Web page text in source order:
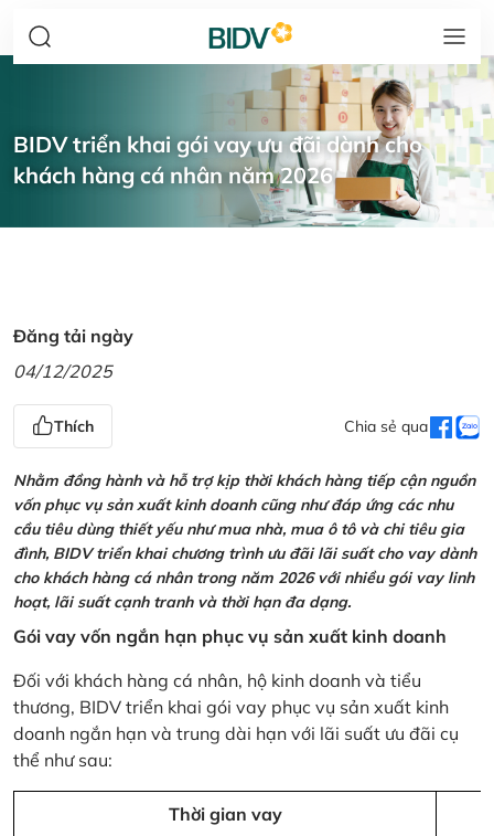
BIDV triển khai gói vay ưu đãi dành cho
khách hàng cá nhân năm 2026
Đăng tải ngày
04/12/2025
Thích Chia sẻ qua
Nhằm đồng hành và hỗ trợ kịp thời khách hàng tiếp cận nguồn
vốn phục vụ sản xuất kinh doanh cũng như đáp ứng các nhu
cầu tiêu dùng thiết yếu như mua nhà, mua ô tô và chi tiêu gia
đình, BIDV triển khai chương trình ưu đãi lãi suất cho vay dành
cho khách hàng cá nhân trong năm 2026 với nhiều gói vay linh
hoạt, lãi suất cạnh tranh và thời hạn đa dạng.
Gói vay vốn ngắn hạn phục vụ sản xuất kinh doanh
Đối với khách hàng cá nhân, hộ kinh doanh và tiểu
thương, BIDV triển khai gói vay phục vụ sản xuất kinh
doanh ngắn hạn và trung dài hạn với lãi suất ưu đãi cụ
thể như sau:
Thời gian vay